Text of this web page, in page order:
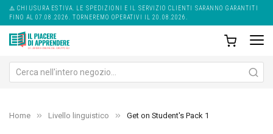
⚠️ CHIUSURA ESTIVA. LE SPEDIZIONI E IL SERVIZIO CLIENTI SARANNO GARANTITI
FINO AL 07.08.2026. TORNEREMO OPERATIVI IL 20.08.2026.
Home Livello linguistico Get on Student's Pack 1